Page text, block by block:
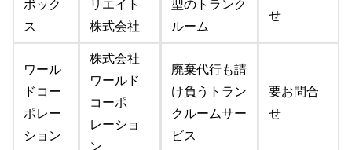
ボック
ス
リエイト
株式会社
型のトランク
ルーム
せ
ワール
ドコー
ポレー
ション
株式会社
ワールド
コーポ
レーショ
ン
廃棄代行も請
け負うトラン
クルームサー
ビス
要お問合
せ